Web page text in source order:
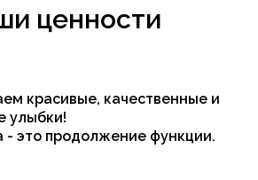
ценности
красивые, качественные и
улыбки!
- это продолжение функции.